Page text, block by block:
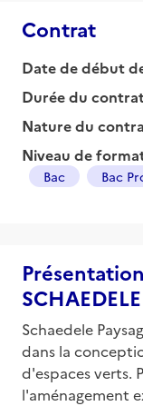
Contrat
Date de début
Durée du
Nature du
Niveau de
Bac Bac
SCHAEDELE
Schaedele
dans la
d'espaces verts.
l'aménagement